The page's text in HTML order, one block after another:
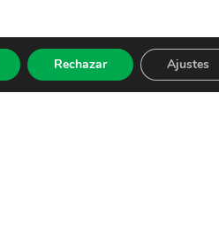
Rechazar Ajustes